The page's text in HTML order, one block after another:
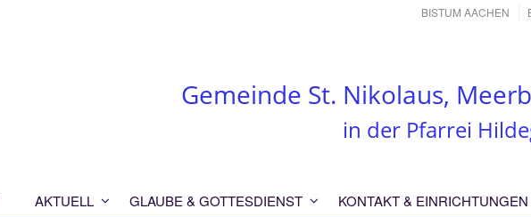
BISTUM AACHEN
Gemeinde St. Nikolaus,
in der Pfarrei
AKTUELL GLAUBE & GOTTESDIENST KONTAKT & EINRICHTUNGEN